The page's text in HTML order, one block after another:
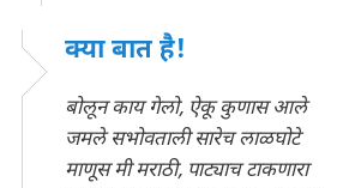
क्या बात है!
बोलून काय गेलो, ऐकू कुणास आले
जमले सभोवताली सारेच लाळघोटे
माणूस मी मराठी, पाट्याच टाकणारा